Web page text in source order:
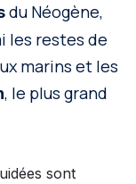
du Néogène,
les restes de
marins et les
, le plus grand
sont